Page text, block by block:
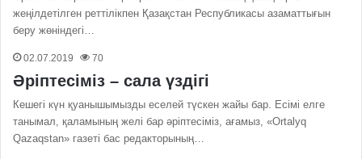
жеңілдетілген реттілікпен Қазақстан Республикасы азаматтығын
беру жөніндегі…
02.07.2019 70
Әріптесіміз – сала үздігі
Кешегі күн қуанышымызды еселей түскен жайы бар. Есімі елге
танымал, қаламының желі бар әріптесіміз, ағамыз, «Ortalyq
Qazaqstan» газеті бас редакторының…